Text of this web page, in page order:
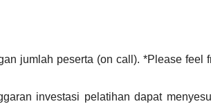
jumlah peserta (on call). *Please feel
investasi pelatihan dapat